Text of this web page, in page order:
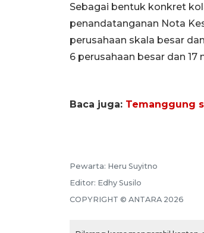
Sebagai bentuk konkret
penandatanganan Nota
perusahaan skala besar
6 perusahaan besar dan 17
Baca juga: Temanggung
Pewarta: Heru Suyitno
Editor: Edhy Susilo
COPYRIGHT © ANTARA 2026